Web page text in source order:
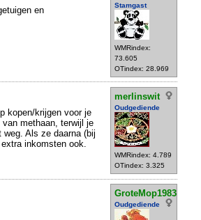
Stamgast
WMRindex:
73.605
OTindex: 28.969
en
merlinswit
Oudgediende
WMRindex: 4.789
OTindex: 3.325
kopen/krijgen voor je
methaan, terwijl je
Als ze daarna (bij
inkomsten ook.
GroteMop1983
Oudgediende